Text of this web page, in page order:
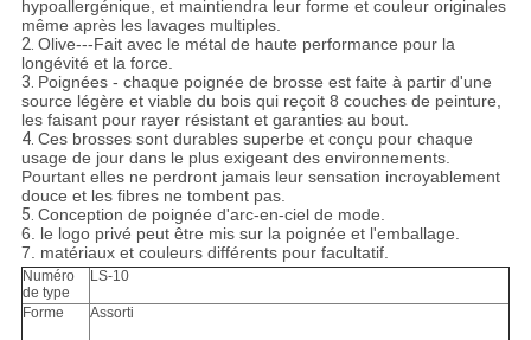
hypoallergénique, et maintiendra leur forme et couleur originales
même après les lavages multiples.
2. Olive---Fait avec le métal de haute performance pour la
longévité et la force.
3. Poignées - chaque poignée de brosse est faite à partir d'une
source légère et viable du bois qui reçoit 8 couches de peinture,
les faisant pour rayer résistant et garanties au bout.
4. Ces brosses sont durables superbe et conçu pour chaque
usage de jour dans le plus exigeant des environnements.
Pourtant elles ne perdront jamais leur sensation incroyablement
douce et les fibres ne tombent pas.
5. Conception de poignée d'arc-en-ciel de mode.
6. le logo privé peut être mis sur la poignée et l'emballage.
7. matériaux et couleurs différents pour facultatif.
Numéro
de type
LS-10
Forme Assorti